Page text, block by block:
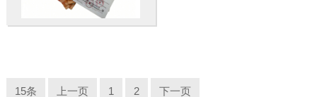
15条 上一页 1 2 下一页